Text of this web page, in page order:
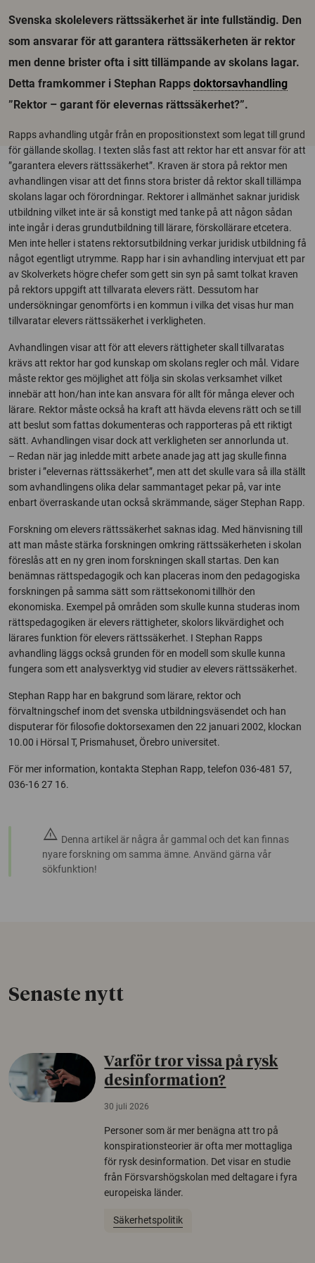
Svenska skolelevers rättssäkerhet är inte fullständig. Den
som ansvarar för att garantera rättssäkerheten är rektor
men denne brister ofta i sitt tillämpande av skolans lagar.
Detta framkommer i Stephan Rapps doktorsavhandling
”Rektor – garant för elevernas rättssäkerhet?”.
Rapps avhandling utgår från en propositionstext som legat till grund
för gällande skollag. I texten slås fast att rektor har ett ansvar för att
”garantera elevers rättssäkerhet”. Kraven är stora på rektor men
avhandlingen visar att det finns stora brister då rektor skall tillämpa
skolans lagar och förordningar. Rektorer i allmänhet saknar juridisk
utbildning vilket inte är så konstigt med tanke på att någon sådan
inte ingår i deras grundutbildning till lärare, förskollärare etcetera.
Men inte heller i statens rektorsutbildning verkar juridisk utbildning få
något egentligt utrymme. Rapp har i sin avhandling intervjuat ett par
av Skolverkets högre chefer som gett sin syn på samt tolkat kraven
på rektors uppgift att tillvarata elevers rätt. Dessutom har
undersökningar genomförts i en kommun i vilka det visas hur man
tillvaratar elevers rättssäkerhet i verkligheten.
Avhandlingen visar att för att elevers rättigheter skall tillvaratas
krävs att rektor har god kunskap om skolans regler och mål. Vidare
måste rektor ges möjlighet att följa sin skolas verksamhet vilket
innebär att hon/han inte kan ansvara för allt för många elever och
lärare. Rektor måste också ha kraft att hävda elevens rätt och se till
att beslut som fattas dokumenteras och rapporteras på ett riktigt
sätt. Avhandlingen visar dock att verkligheten ser annorlunda ut.
– Redan när jag inledde mitt arbete anade jag att jag skulle finna
brister i ”elevernas rättssäkerhet”, men att det skulle vara så illa ställt
som avhandlingens olika delar sammantaget pekar på, var inte
enbart överraskande utan också skrämmande, säger Stephan Rapp.
Forskning om elevers rättssäkerhet saknas idag. Med hänvisning till
att man måste stärka forskningen omkring rättssäkerheten i skolan
föreslås att en ny gren inom forskningen skall startas. Den kan
benämnas rättspedagogik och kan placeras inom den pedagogiska
forskningen på samma sätt som rättsekonomi tillhör den
ekonomiska. Exempel på områden som skulle kunna studeras inom
rättspedagogiken är elevers rättigheter, skolors likvärdighet och
lärares funktion för elevers rättssäkerhet. I Stephan Rapps
avhandling läggs också grunden för en modell som skulle kunna
fungera som ett analysverktyg vid studier av elevers rättssäkerhet.
Stephan Rapp har en bakgrund som lärare, rektor och
förvaltningschef inom det svenska utbildningsväsendet och han
disputerar för filosofie doktorsexamen den 22 januari 2002, klockan
10.00 i Hörsal T, Prismahuset, Örebro universitet.
För mer information, kontakta Stephan Rapp, telefon 036-481 57,
036-16 27 16.
warning Denna artikel är några år gammal och det kan finnas
nyare forskning om samma ämne. Använd gärna vår
sökfunktion!
Senaste nytt
Varför tror vissa på rysk
desinformation?
30 juli 2026
Personer som är mer benägna att tro på
konspirationsteorier är ofta mer mottagliga
för rysk desinformation. Det visar en studie
från Försvarshögskolan med deltagare i fyra
europeiska länder.
Säkerhetspolitik